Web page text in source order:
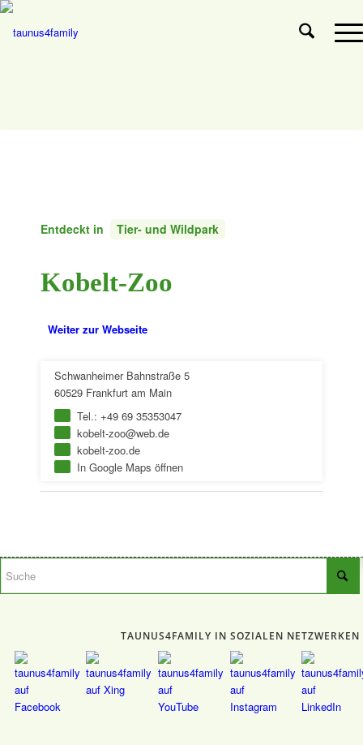
Entdeckt in Tier- und Wildpark
Kobelt-Zoo
Weiter zur Webseite
Schwanheimer Bahnstraße 5
60529 Frankfurt am Main
Tel.: +49 69 35353047
kobelt-zoo@web.de
kobelt-zoo.de
In Google Maps öffnen
TAUNUS4FAMILY IN SOZIALEN NETZWERKEN